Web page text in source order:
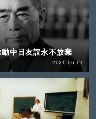
中日友誼永不放棄
2021-06-17